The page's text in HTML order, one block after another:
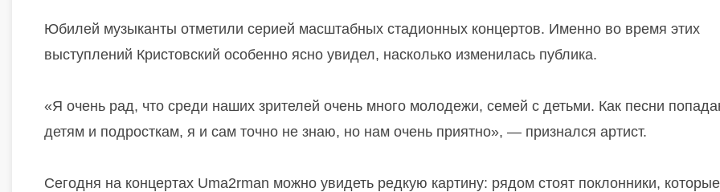
Юбилей музыканты отметили серией масштабных стадионных концертов. Именно во время этих
выступлений Кристовский особенно ясно увидел, насколько изменилась публика.
«Я очень рад, что среди наших зрителей очень много молодежи, семей с детьми. Как песни
детям и подросткам, я и сам точно не знаю, но нам очень приятно», — признался артист.
Сегодня на концертах Uma2rman можно увидеть редкую картину: рядом стоят поклонники, которые